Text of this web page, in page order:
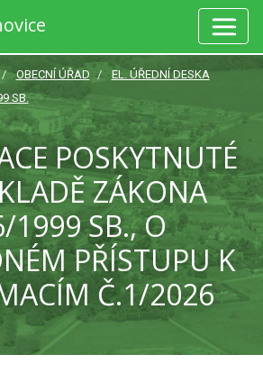
OBECNÍ ÚŘAD
EL. ÚŘEDNÍ DESKA
SB.
POSKYTNUTÉ
ZÁKONA
1999 SB., O
PŘÍSTUPU K
Č.1/2026